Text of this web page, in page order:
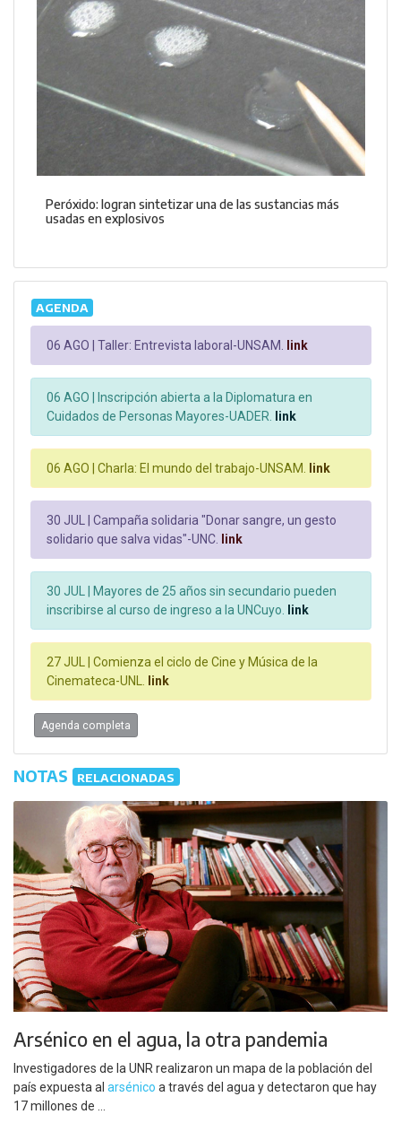
Peróxido: logran sintetizar una de las sustancias más
usadas en explosivos
AGENDA
06 AGO | Taller: Entrevista laboral-UNSAM. link
06 AGO | Inscripción abierta a la Diplomatura en
Cuidados de Personas Mayores-UADER. link
06 AGO | Charla: El mundo del trabajo-UNSAM. link
30 JUL | Campaña solidaria "Donar sangre, un gesto
solidario que salva vidas"-UNC. link
30 JUL | Mayores de 25 años sin secundario pueden
inscribirse al curso de ingreso a la UNCuyo. link
27 JUL | Comienza el ciclo de Cine y Música de la
Cinemateca-UNL.
link
Agenda completa
NOTAS RELACIONADAS
Arsénico en el agua, la otra pandemia
Investigadores de la UNR realizaron un mapa de la población del
país expuesta al arsénico a través del agua y detectaron que hay
17 millones de ...